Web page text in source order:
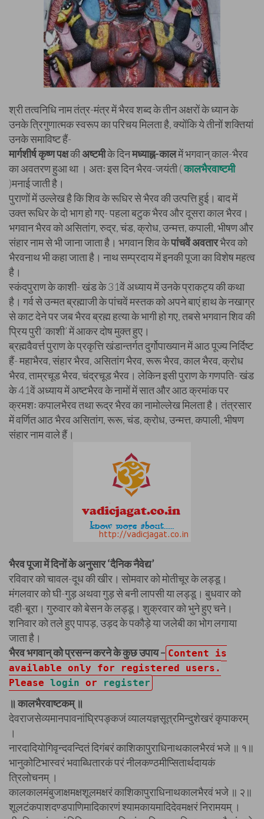
श्री तत्वनिधि नाम तंत्र-मंत्र में भैरव शब्द के तीन अक्षरों के ध्यान के
उनके त्रिगुणात्मक स्वरूप का परिचय मिलता है, क्योंकि ये तीनों शक्तियां
उनके समाविष्ट हैं-
मार्गशीर्ष कृष्ण पक्षकीअष्टमीके दिनमध्याह्न-कालमें भगवान् काल-भैरव
का अवतरण हुआ था । अतः इस दिन भैरव-जयंती (कालभैरवाष्टमी
)मनाई जाती है।
पुराणों में उल्लेख है कि शिव के रूधिर से भैरव की उत्पत्ति हुई। बाद में
उक्त रूधिर के दो भाग हो गए- पहला बटुक भैरव और दूसरा काल भैरव।
भगवान भैरव को असितांग, रुद्र, चंड, क्रोध, उन्मत्त, कपाली, भीषण और
संहार नाम से भी जाना जाता है। भगवान शिव केपांचवें अवतारभैरव को
भैरवनाथ भी कहा जाता है। नाथ सम्प्रदाय में इनकी पूजा का विशेष महत्व
है।
स्कंदपुराण के काशी- खंड के 31वें अध्याय में उनके प्राकट्य की कथा
है। गर्व से उन्मत ब्रह्माजी के पांचवें मस्तक को अपने बाएं हाथ के नखाग्र
से काट देने पर जब भैरव ब्रह्म हत्या के भागी हो गए, तबसे भगवान शिव की
प्रिय पुरी ‘काशी’ में आकर दोष मुक्त हुए।
ब्रह्मवैवर्त्त पुराण के प्रकृत्ति खंडान्तर्गत दुर्गोपाख्यान में आठ पूज्य निर्दिष्ट
हैं- महाभैरव, संहार भैरव, असितांग भैरव, रूरू भैरव, काल भैरव, क्रोध
भैरव, ताम्रचूड भैरव, चंद्रचूड भैरव। लेकिन इसी पुराण के गणपति- खंड
के 41वें अध्याय में अष्टभैरव के नामों में सात और आठ क्रमांक पर
क्रमशः कपालभैरव तथा रूद्र भैरव का नामोल्लेख मिलता है। तंत्रसार
में वर्णित आठ भैरव असितांग, रूरू, चंड, क्रोध, उन्मत्त, कपाली, भीषण
संहार नाम वाले हैं।
भैरव पूजा में दिनों के अनुसार ‘दैनिक नैवेद्य’
रविवार को चावल-दूध की खीर। सोमवार को मोतीचूर के लड्डू।
मंगलवार को घी-गुड़ अथवा गुड़ से बनी लापसी या लड्डू। बुधवार को
दही-बूरा। गुरुवार को बेसन के लड्डू। शुक्रवार को भुने हुए चने।
शनिवार को तले हुए पापड़, उड़द के पकौड़े या जलेबी का भोग लगाया
जाता है।
भैरव भगवान् को प्रसन्न करने के कुछ उपाय – Content is
available only for registered users.
Please login or register
॥ कालभैरवाष्टकम् ॥
देवराजसेव्यमानपावनांघ्रिपङ्कजं व्यालयज्ञसूत्रमिन्दुशेखरं कृपाकरम्
।
नारदादियोगिवृन्दवन्दितं दिगंबरं काशिकापुराधिनाथकालभैरवं भजे ॥ १॥
भानुकोटिभास्वरं भवाब्धितारकं परं नीलकण्ठमीप्सितार्थदायकं
त्रिलोचनम् ।
कालकालमंबुजाक्षमक्षशूलमक्षरं काशिकापुराधिनाथकालभैरवं भजे ॥ २॥
शूलटंकपाशदण्डपाणिमादिकारणं श्यामकायमादिदेवमक्षरं निरामयम् ।